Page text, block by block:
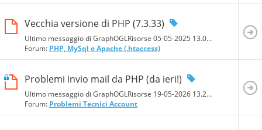
Vecchia versione di PHP (7.3.33)
Ultimo messaggio di GraphOGLRisorse 05-05-2025 13.07.41
Forum: PHP, MySql e Apache (.htaccess)
Problemi invio mail da PHP (da ieri!)
Ultimo messaggio di GraphOGLRisorse 19-05-2026 13.29.06
Forum: Problemi Tecnici Account